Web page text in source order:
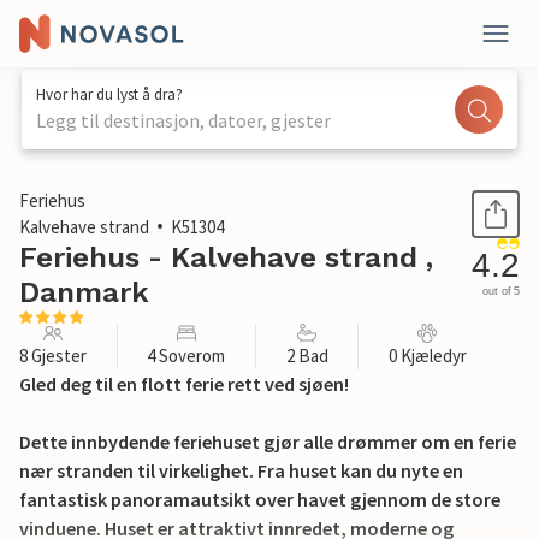
Hvor har du lyst å dra?
Legg til destinasjon, datoer, gjester
1 / 17
Feriehus
Kalvehave strand
K51304
Feriehus - Kalvehave strand ,
Danmark
4.2
out of 5
8 Gjester 4 Soverom 2 Bad 0 Kjæledyr
Gled deg til en flott ferie rett ved sjøen!
Dette innbydende feriehuset gjør alle drømmer om en ferie
nær stranden til virkelighet. Fra huset kan du nyte en
fantastisk panoramautsikt over havet gjennom de store
vinduene. Huset er attraktivt innredet, moderne og